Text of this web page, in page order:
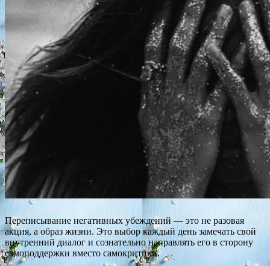
Переписывание негативных убеждений — это не разовая
акция, а образ жизни. Это выбор каждый день замечать свой
внутренний диалог и сознательно направлять его в сторону
самоподдержки вместо самокритики.